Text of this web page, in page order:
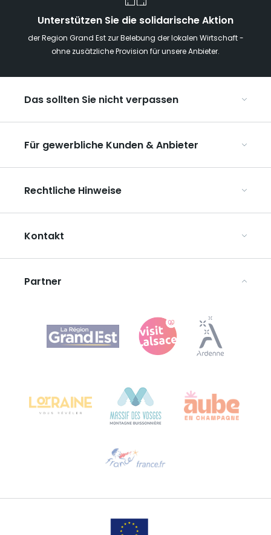
Unterstützen Sie die solidarische Aktion
der Region Grand Est zur Belebung der lokalen Wirtschaft -
ohne zusätzliche Provision für unsere Anbieter.
Das sollten Sie nicht verpassen
Die Weihnachtsmärkte im Grand Est
Ribeauvillé, zwischen Weinbergen und Bergen
Unsere UNESCO-Welterbestätten
Für gewerbliche Kunden & Anbieter
Organisieren Sie Ihre Gruppenreisen
ART GE kennenlernen
Mediaroom
Rechtliche Hinweise
Datenschutzbestimmungen
Rechtliche Hinweise
Kontakt
Agence Régionale du Tourisme Grand Est
Bureau de Colmar (Hauptverwaltung)
Sprechen Sie uns per E-Mail an
Partner